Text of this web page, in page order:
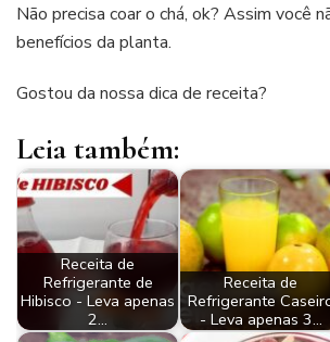
Não precisa coar o chá, ok? Assim você
benefícios da planta.
Gostou da nossa dica de receita?
Leia também:
Receita de
Refrigerante de
Hibisco - Leva apenas
2…
Receita de
Refrigerante
- Leva apenas 3…